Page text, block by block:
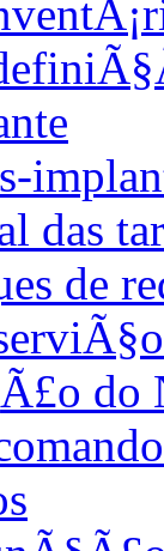
das
de
do